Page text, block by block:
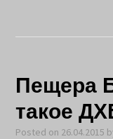
Пещера
такое
Posted on 26.04.2015